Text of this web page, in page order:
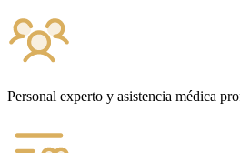
Personal experto y asistencia médica